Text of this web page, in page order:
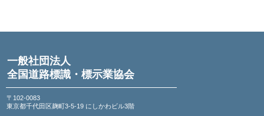
一般社団法人
全国道路標識・標示業協会
〒102-0083
東京都千代田区麹町3-5-19 にしかわビル3階